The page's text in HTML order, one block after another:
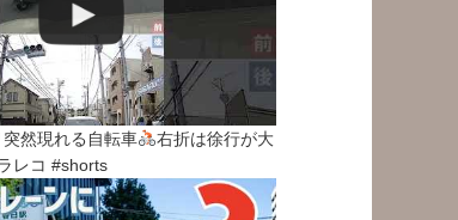
然現れる自転車
右折は徐行が大
レコ #shorts